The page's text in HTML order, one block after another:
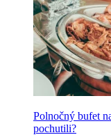
Polnočný bufet
pochutili?